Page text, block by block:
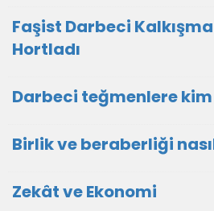
Faşist Darbeci
Hortladı
Darbeci teğmenlere
Birlik ve beraberliği
Zekât ve Ekonomi